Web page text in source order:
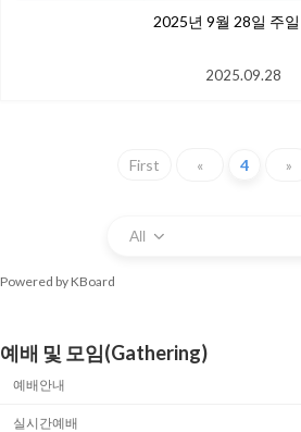
2025년 9월 28일 주
2025.09.28
First « 4 »
All
Powered by KBoard
예배 및 모임(Gathering)
예배안내
실시간예배